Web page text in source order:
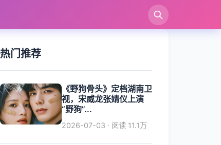
热门推荐
《野狗骨头》定档湖南卫
视，宋威龙张婧仪上演
“野狗”...
2026-07-03 · 阅读 11.1万